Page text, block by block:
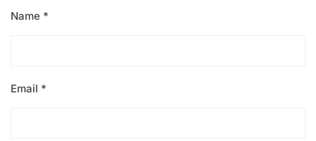
Name *
Email *